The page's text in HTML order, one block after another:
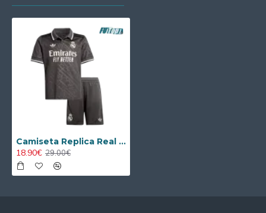
Camiseta Replica Real Madrid Alternativo 2024/25 Equipación
18.90€ 29.00€